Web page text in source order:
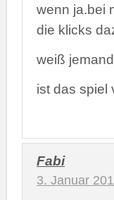
wenn ja.bei
die klicks
weiß
ist das spiel
Fabi
3. Januar